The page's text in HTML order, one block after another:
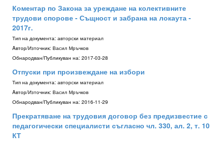
Коментар по Закона за уреждане на колективните
трудови спорове - Същност и забрана на локаута -
2017г.
Тип на документа: авторски материал
Aвтор/Източник: Васил Мръчков
Обнародван/Публикуван на: 2017-03-28
Отпуски при произвеждане на избори
Тип на документа: авторски материал
Aвтор/Източник: Васил Мръчков
Обнародван/Публикуван на: 2016-11-29
Прекратяване на трудовия договор без предизвестие с
педагогически специалисти съгласно чл. 330, ал. 2, т. 10
КТ